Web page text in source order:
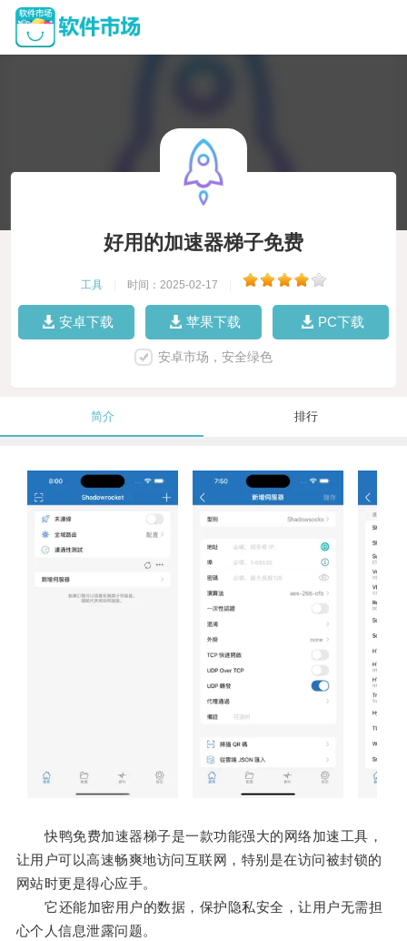
好用的加速器梯子免费
工具 时间：2025-02-17
安卓下载 苹果下载 PC下载
安卓市场，安全绿色
简介 排行
快鸭免费加速器梯子是一款功能强大的网络加速工具，
让用户可以高速畅爽地访问互联网，特别是在访问被封锁的
网站时更是得心应手。
它还能加密用户的数据，保护隐私安全，让用户无需担
心个人信息泄露问题。